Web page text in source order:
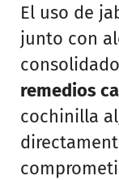
El uso de
junto con
remedios
cochinilla